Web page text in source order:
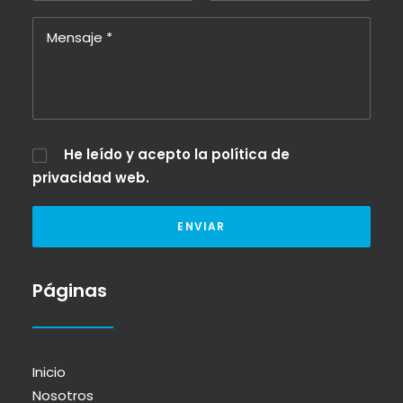
He leído y acepto la política de
privacidad web.
Páginas
Inicio
Nosotros